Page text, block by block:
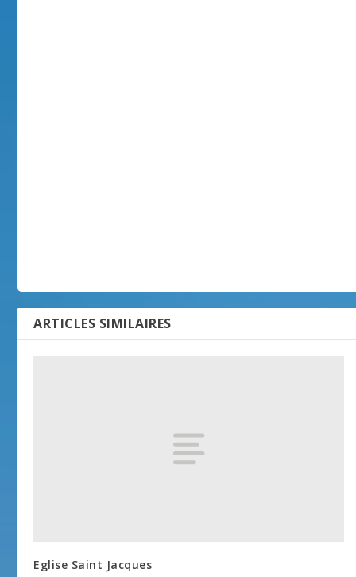
ARTICLES SIMILAIRES
Eglise Saint Jacques